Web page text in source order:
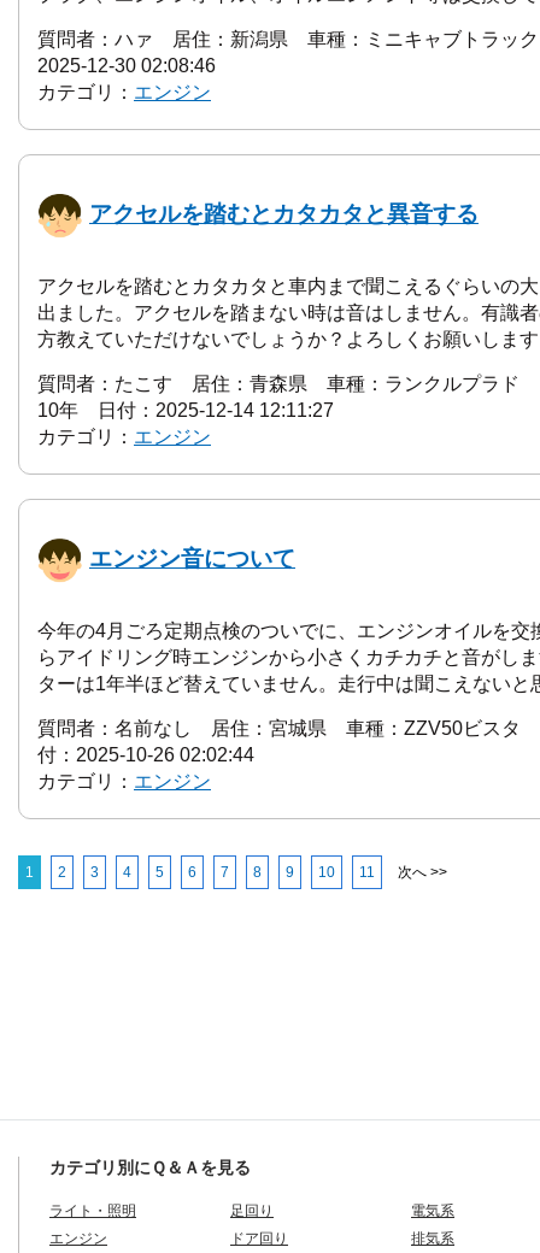
質問者：ハァ 居住：新潟県 車種：ミニキャブトラ
2025-12-30 02:08:46
カテゴリ： エンジン
アクセルを踏むとカタカタと異音する
アクセルを踏むとカタカタと車内まで聞こえるぐらいの
出ました。アクセルを踏まない時は音はしません。有識
方教えていただけないでしょうか？よろしくお願いしま
質問者：たこす 居住：青森県 車種：ランクルプラ
10年 日付：2025-12-14 12:11:27
カテゴリ： エンジン
エンジン音について
今年の4月ごろ定期点検のついでに、エンジンオイルを交
らアイドリング時エンジンから小さくカチカチと音がし
ターは1年半ほど替えていません。走行中は聞こえないと
質問者：名前なし 居住：宮城県 車種：ZZV50ビス
付：2025-10-26 02:02:44
カテゴリ： エンジン
1 2 3 4 5 6 7 8 9 10 11 次へ >>
カテゴリ別にＱ＆Ａを見る
ライト・照明
エンジン
足回り
ドア回り
電気系
排気系